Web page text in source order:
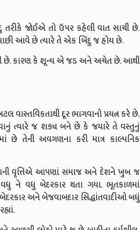
જોઈએ તો ઉપર કહેલી વાત સાચી છે.
આવે છે ત્યારે તે એક બિંદુ જ હોય છે.
છે. કારણ કે શૂન્ય એ જડ અને અચેત છે. આથી
દૂર ભાગવાનો પ્રયત્ન કરે છે.
ત્યારે જ શક્ય બને છે કે જયારે તે વસ્તુનું
છે તેની અવગણના કરી માત્ર કાલ્પનિક
વૃત્તિએ આપણાં સમાજ અને દેશને ખુબ જ
ને વધુ બેદરકાર થતા ગયા. ભૂતકાળમાં
અને બેજવાબદાર સિદ્ધાંતવાદીઓ બધું